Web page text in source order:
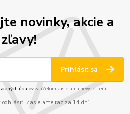
novinky, akcie a
zľavy!
Prihlásiť sa
údajov za účelom zasielania newslettera.
odhlásiť. Zasielame raz za 14 dní.